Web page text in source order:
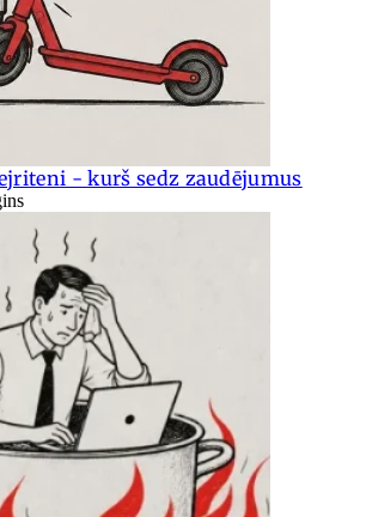
- kurš sedz zaudējumus